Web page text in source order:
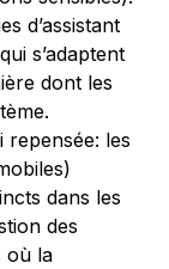
d’assistant
s’adaptent
dont les
repensée: les
dans les
des
où la